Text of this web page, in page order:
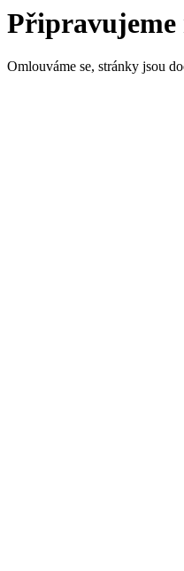
Připravujeme
Omlouváme se, stránky jsou